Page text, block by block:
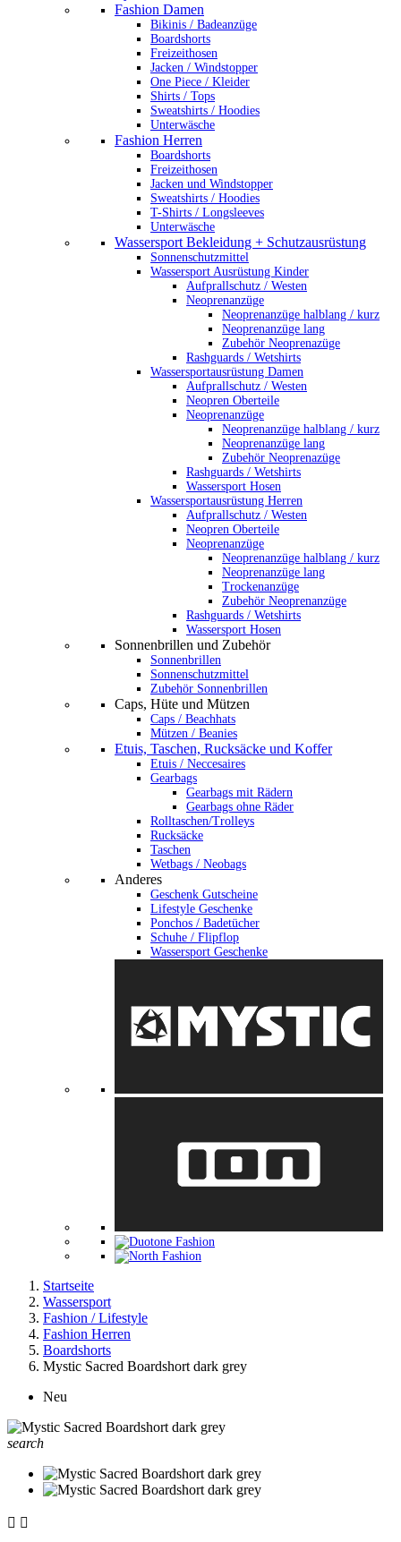
Fashion Damen
Bikinis / Badeanzüge
Boardshorts
Freizeithosen
Jacken / Windstopper
One Piece / Kleider
Shirts / Tops
Sweatshirts / Hoodies
Unterwäsche
Fashion Herren
Boardshorts
Freizeithosen
Jacken und Windstopper
Sweatshirts / Hoodies
T-Shirts / Longsleeves
Unterwäsche
Wassersport Bekleidung + Schutzausrüstung
Sonnenschutzmittel
Wassersport Ausrüstung Kinder
Aufprallschutz / Westen
Neoprenanzüge
Neoprenanzüge halblang / kurz
Neoprenanzüge lang
Zubehör Neoprenazüge
Rashguards / Wetshirts
Wassersportausrüstung Damen
Aufprallschutz / Westen
Neopren Oberteile
Neoprenanzüge
Neoprenanzüge halblang / kurz
Neoprenanzüge lang
Zubehör Neoprenazüge
Rashguards / Wetshirts
Wassersport Hosen
Wassersportausrüstung Herren
Aufprallschutz / Westen
Neopren Oberteile
Neoprenanzüge
Neoprenanzüge halblang / kurz
Neoprenanzüge lang
Trockenanzüge
Zubehör Neoprenanzüge
Rashguards / Wetshirts
Wassersport Hosen
Sonnenbrillen und Zubehör
Sonnenbrillen
Sonnenschutzmittel
Zubehör Sonnenbrillen
Caps, Hüte und Mützen
Caps / Beachhats
Mützen / Beanies
Etuis, Taschen, Rucksäcke und Koffer
Etuis / Neccesaires
Gearbags
Gearbags mit Rädern
Gearbags ohne Räder
Rolltaschen/Trolleys
Rucksäcke
Taschen
Wetbags / Neobags
Anderes
Geschenk Gutscheine
Lifestyle Geschenke
Ponchos / Badetücher
Schuhe / Flipflop
Wassersport Geschenke
Startseite
Wassersport
Fashion / Lifestyle
Fashion Herren
Boardshorts
Mystic Sacred Boardshort dark grey
Neu
search
 